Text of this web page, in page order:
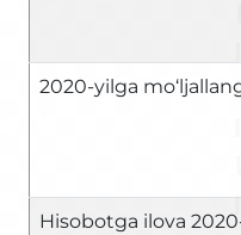
2020-yilga
Hisobotga ilova